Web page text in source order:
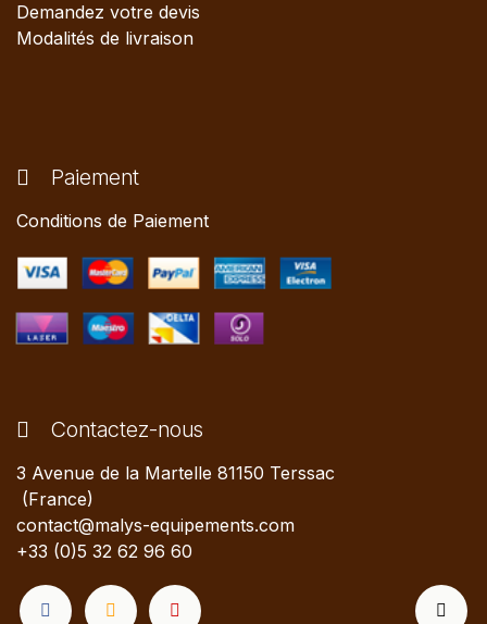
Demandez votre devis
Modalités de livraison
Paiement
Conditions de Paiement
Contactez-nous
3 Avenue de la Martelle 81150 Terssac
(France)
contact@malys-equipements.com
+33 (0)5 32 62 96 60